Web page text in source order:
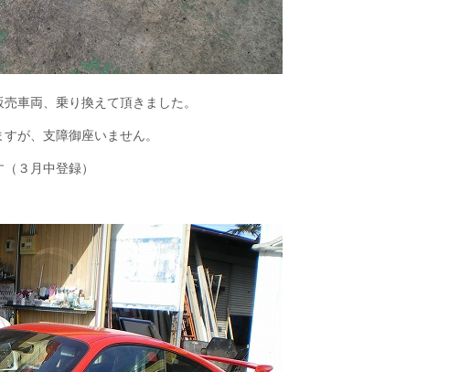
車両、乗り換えて頂きました。
が、支障御座いません。
３月中登録）